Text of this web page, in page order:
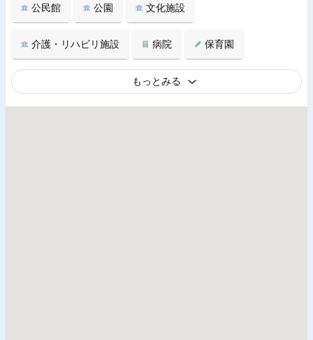
公民館 公園 文化施設
介護・リハビリ施設 病院 保育園
もっとみる